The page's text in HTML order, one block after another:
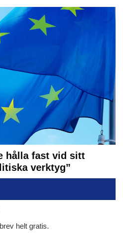
hålla fast vid sitt
verktyg”
helt gratis.